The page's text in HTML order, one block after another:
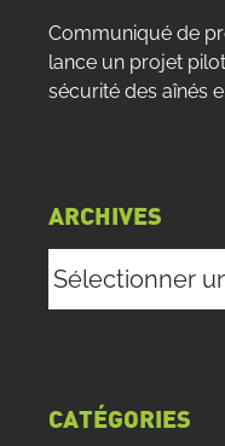
Communiqué de
lance un projet
sécurité des aînés
ARCHIVES
CATÉGORIES